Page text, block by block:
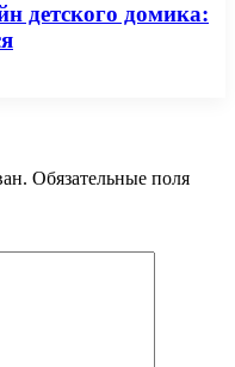
детского домика:
Обязательные поля